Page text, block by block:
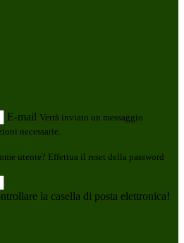
E-mail Verrà inviato un messaggio
necessarie.
utente? Effettua il reset della password
la casella di posta elettronica!